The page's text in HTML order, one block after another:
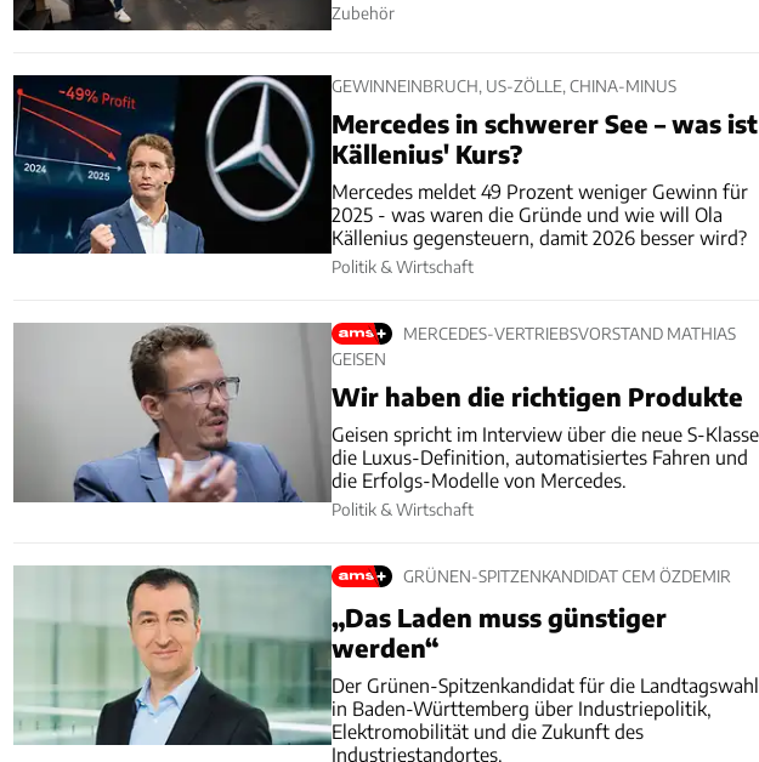
Zubehör
GEWINNEINBRUCH, US-ZÖLLE, CHINA-MINUS
Mercedes in schwerer See – was ist
Källenius' Kurs?
Mercedes meldet 49 Prozent weniger Gewinn für
2025 - was waren die Gründe und wie will Ola
Källenius gegensteuern, damit 2026 besser wird?
Politik & Wirtschaft
MERCEDES-VERTRIEBSVORSTAND MATHIAS
GEISEN
Wir haben die richtigen Produkte
Geisen spricht im Interview über die neue S-
die Luxus-Definition, automatisiertes Fahren und
die Erfolgs-Modelle von Mercedes.
Politik & Wirtschaft
GRÜNEN-SPITZENKANDIDAT CEM ÖZDEMIR
„Das Laden muss günstiger
werden“
Der Grünen-Spitzenkandidat für die Landtagswahl
in Baden-Württemberg über Industriepolitik,
Elektromobilität und die Zukunft des
Industriestandortes.